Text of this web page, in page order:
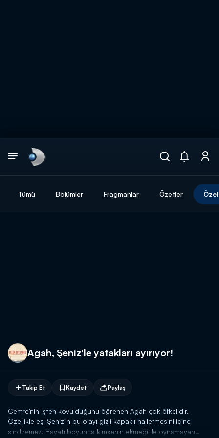
Tümü Bölümler Fragmanlar Özetler
Agah, Şeniz'le yatakları ayırıyor!
Takip Et Kaydet Paylaş
Cemre'nin işten kovulduğunu öğrenen Agah çok öfkelidir.
Özellikle eşi Şeniz'in bu olayı gizli kapaklı halletmesini içine
sindiremez. Hayatı boyunca kimsenin ekmeği ile oynamayan